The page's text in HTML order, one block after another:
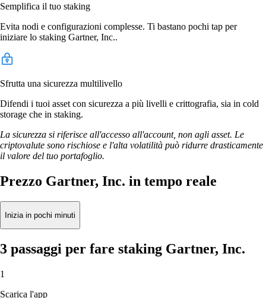
Semplifica il tuo staking
Evita nodi e configurazioni complesse. Ti bastano pochi tap per
iniziare lo staking Gartner, Inc..
Sfrutta una sicurezza multilivello
Difendi i tuoi asset con sicurezza a più livelli e crittografia, sia in cold
storage che in staking.
La sicurezza si riferisce all'accesso all'account, non agli asset. Le
criptovalute sono rischiose e l'alta volatilità può ridurre drasticamente
il valore del tuo portafoglio.
Prezzo Gartner, Inc. in tempo reale
Inizia in pochi minuti
3 passaggi per fare staking Gartner, Inc.
1
Scarica l'app